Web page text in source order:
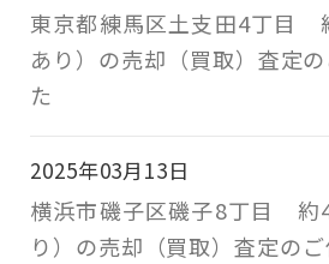
東京都練馬区土支田4丁目
あり）の売却（買取）査定
た
2025年03月13日
横浜市磯子区磯子8丁目 約
り）の売却（買取）査定の